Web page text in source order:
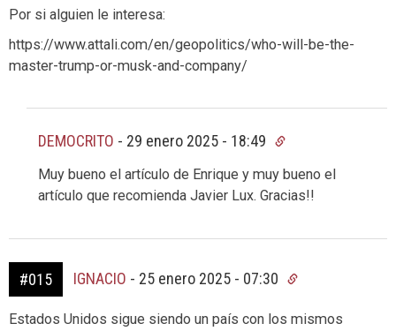
Por si alguien le interesa:
https://www.attali.com/en/geopolitics/who-will-be-the-
master-trump-or-musk-and-company/
DEMOCRITO - 29 enero 2025 - 18:49
Muy bueno el artículo de Enrique y muy bueno el
artículo que recomienda Javier Lux. Gracias!!
#015 IGNACIO - 25 enero 2025 - 07:30
Estados Unidos sigue siendo un país con los mismos